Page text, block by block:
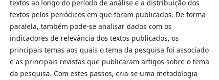
textos ao longo do período de análise e a distribuição dos
textos pelos periódicos em que foram publicados. De forma
paralela, também pode-se analisar dados com os
indicadores de relevância dos textos publicados, os
principais temas aos quais o tema da pesquisa foi associado
e as principais revistas que publicaram artigos sobre o tema
da pesquisa. Com estes passos, cria-se uma metodologia